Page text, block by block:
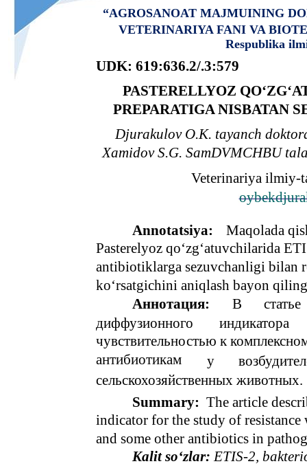
“AGROSANOAT MAJMUINING
VETERINARIYA FANI VA
Respublika
UDK: 619:636.2/.3:579
PASTERELLYOZ
PREPARATIGA NISBATAN
Djurakulov O.K. tayanch
Xamidov S.G. SamDVMCHBU
Veterinariya ilmiy-
Annotatsiya:
Maqolada
Pasterelyoz qo‘zg‘atuvchilarida
antibiotiklarga sezuvchanligi bilan
ko‘rsatgichini aniqlash bayon
Аннотация:
В
статье
диффузионного
индикатора
чувствительностью к
антибиотикам
у
сельскохозяйственных животных.
Summary: The article
indicator for the study of
and some other antibiotics in
Kalit so‘zlar: ETIS-2,